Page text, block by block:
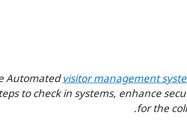
Automatedvisitor management
to check in systems, enhance
for the